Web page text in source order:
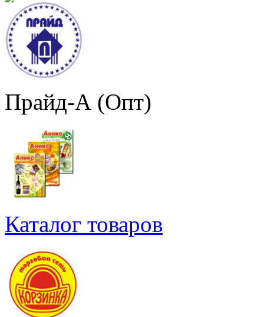
Прайд-А (Опт)
Каталог товаров